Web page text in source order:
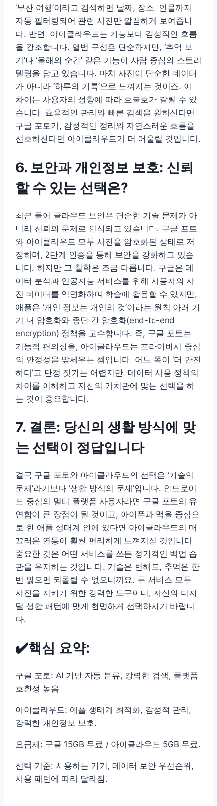
‘부산 여행’이라고 검색하면 날짜, 장소, 인물까지
자동 필터링되어 관련 사진만 깔끔하게 보여줍니
다. 반면, 아이클라우드는 기능보다 감성적인 흐름
을 강조합니다. 앨범 구성은 단순하지만, ‘추억 보
기’나 ‘올해의 순간’ 같은 기능이 사람 중심의 스토리
텔링을 담고 있습니다. 마치 사진이 단순한 데이터
가 아니라 ‘하루의 기록’으로 느껴지는 것이죠. 이
차이는 사용자의 성향에 따라 호불호가 갈릴 수 있
습니다. 효율적인 관리와 빠른 검색을 원하신다면
구글 포토가, 감성적인 정리와 자연스러운 흐름을
선호하신다면 아이클라우드가 더 어울릴 것입니다.
6. 보안과 개인정보 보호: 신뢰
할 수 있는 선택은?
최근 들어 클라우드 보안은 단순한 기술 문제가 아
니라 신뢰의 문제로 인식되고 있습니다. 구글 포토
와 아이클라우드 모두 사진을 암호화된 상태로 저
장하며, 2단계 인증을 통해 보안을 강화하고 있습
니다. 하지만 그 철학은 조금 다릅니다. 구글은 데
이터 분석과 인공지능 서비스를 위해 사용자의 사
진 데이터를 익명화하여 학습에 활용할 수 있지만,
애플은 ‘개인 정보는 개인의 것’이라는 원칙 아래 기
기 내 암호화와 종단 간 암호화(end-to-end
encryption) 정책을 고수합니다. 즉, 구글 포토는
기능적 편의성을, 아이클라우드는 프라이버시 중심
의 안정성을 앞세우는 셈입니다. 어느 쪽이 ‘더 안전
하다’고 단정 짓기는 어렵지만, 데이터 사용 정책의
차이를 이해하고 자신의 가치관에 맞는 선택을 하
는 것이 중요합니다.
7. 결론: 당신의 생활 방식에 맞
는 선택이 정답입니다
결국 구글 포토와 아이클라우드의 선택은 ‘기술의
문제’라기보다 ‘생활 방식의 문제’입니다. 안드로이
드 중심의 멀티 플랫폼 사용자라면 구글 포토의 유
연함이 큰 장점이 될 것이고, 아이폰과 맥을 중심으
로 한 애플 생태계 안에 있다면 아이클라우드의 매
끄러운 연동이 훨씬 편리하게 느껴지실 것입니다.
중요한 것은 어떤 서비스를 쓰든 정기적인 백업 습
관을 유지하는 것입니다. 기술은 변해도, 추억은 한
번 잃으면 되돌릴 수 없으니까요. 두 서비스 모두
사진을 지키기 위한 강력한 도구이니, 자신의 디지
털 생활 패턴에 맞게 현명하게 선택하시기 바랍니
다.
✔️핵심 요약:
구글 포토: AI 기반 자동 분류, 강력한 검색, 플랫폼
호환성 높음.
아이클라우드: 애플 생태계 최적화, 감성적 관리,
강력한 개인정보 보호.
요금제: 구글 15GB 무료 / 아이클라우드 5GB 무료.
선택 기준: 사용하는 기기, 데이터 보안 우선순위,
사용 패턴에 따라 달라짐.